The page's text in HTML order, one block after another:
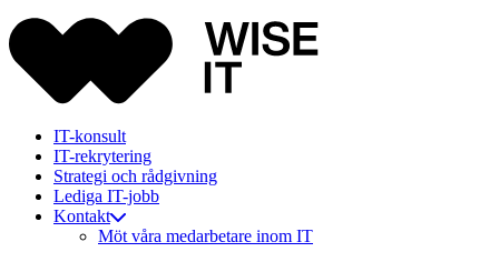
IT-konsult
IT-rekrytering
Strategi och rådgivning
Lediga IT-jobb
Kontakt
Möt våra medarbetare inom IT